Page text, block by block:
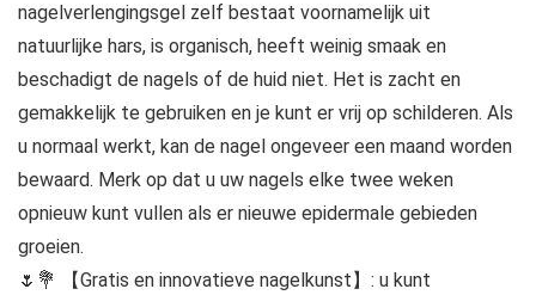
nagelverlengingsgel zelf bestaat voornamelijk uit
natuurlijke hars, is organisch, heeft weinig smaak en
beschadigt de nagels of de huid niet. Het is zacht en
gemakkelijk te gebruiken en je kunt er vrij op schilderen. Als
u normaal werkt, kan de nagel ongeveer een maand worden
bewaard. Merk op dat u uw nagels elke twee weken
opnieuw kunt vullen als er nieuwe epidermale gebieden
groeien.
🌷💐 【Gratis en innovatieve nagelkunst】: u kunt